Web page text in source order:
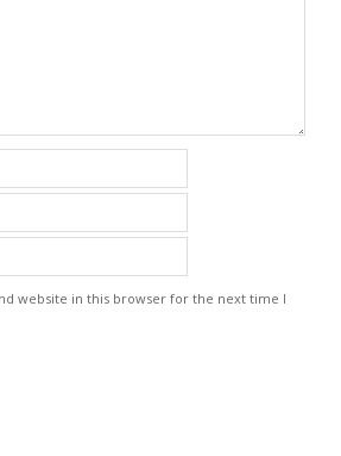
website in this browser for the next time I